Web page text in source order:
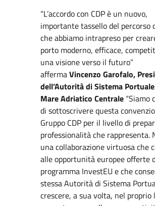
“L’accordo con CDP è un nuovo,
importante tassello del
che abbiamo intrapreso per
porto moderno, efficace,
una visione verso il futuro”
affermaVincenzo Garofalo,
dell’Autorità di Sistema
Mare Adriatico Centrale “Siamo
di sottoscrivere questa
Gruppo CDP per il livello di
professionalità che rappresenta.
una collaborazione virtuosa che
alle opportunità europee offerte
programma InvestEU e che
stessa Autorità di Sistema
crescere, a sua volta, nel proprio